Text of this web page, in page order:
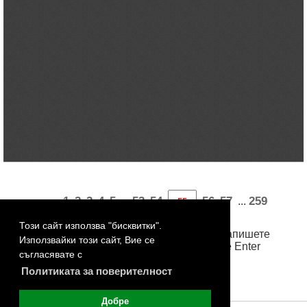
Този сайт използва "бисквитки".
Използвайки този сайт, Вие се
съгласявате с
Политиката за поверителност
Добре
« 1 2 3 4 5 ... 53 54 56 57 ... 259
260 261 262
За достъп до произволна страница, запишете
номера й в бялото поле и натиснете Enter